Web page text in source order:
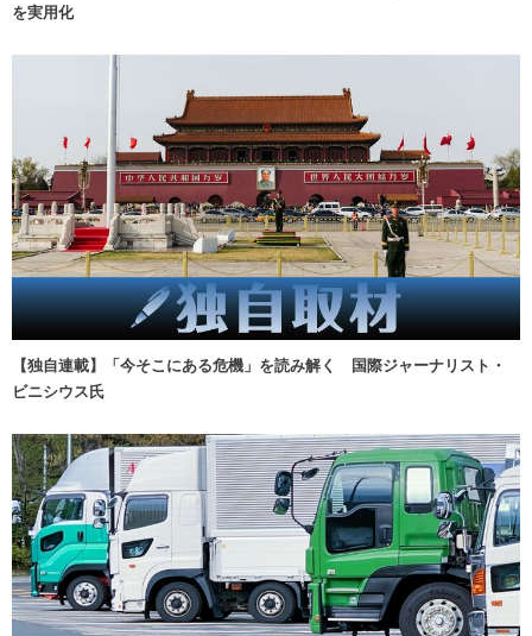
を実用化
【独自連載】「今そこにある危機」を読み解く 国際ジャーナリスト・
ビニシウス氏